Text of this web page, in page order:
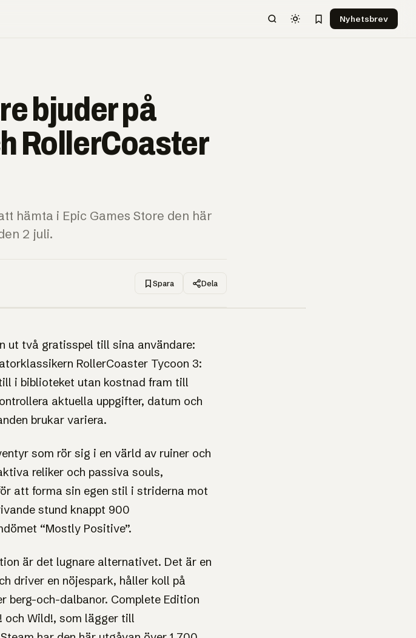
Nyhetsbrev
bjuder på
RollerCoaster
hämta i Epic Games Store den här
2 juli.
Spara Dela
ut två gratisspel till sina användare:
RollerCoaster Tycoon 3:
i biblioteket utan kostnad fram till
aktuella uppgifter, datum och
brukar variera.
som rör sig i en värld av ruiner och
reliker och passiva souls,
att forma sin egen stil i striderna mot
stund knappt 900
“Mostly Positive”.
är det lugnare alternativet. Det är en
driver en nöjespark, håller koll på
berg-och-dalbanor. Complete Edition
och Wild!, som lägger till